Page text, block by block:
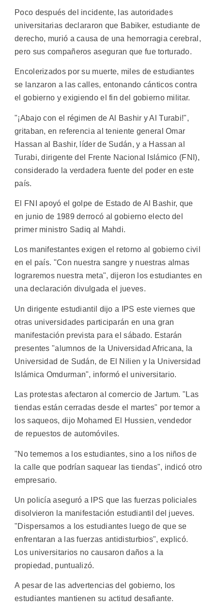
Poco después del incidente, las autoridades
universitarias declararon que Babiker, estudiante de
derecho, murió a causa de una hemorragia cerebral,
pero sus compañeros aseguran que fue torturado.
Encolerizados por su muerte, miles de estudiantes
se lanzaron a las calles, entonando cánticos contra
el gobierno y exigiendo el fin del gobierno militar.
"¡Abajo con el régimen de Al Bashir y Al Turabi!",
gritaban, en referencia al teniente general Omar
Hassan al Bashir, líder de Sudán, y a Hassan al
Turabi, dirigente del Frente Nacional Islámico (FNI),
considerado la verdadera fuente del poder en este
país.
El FNI apoyó el golpe de Estado de Al Bashir, que
en junio de 1989 derrocó al gobierno electo del
primer ministro Sadiq al Mahdi.
Los manifestantes exigen el retorno al gobierno civil
en el país. "Con nuestra sangre y nuestras almas
lograremos nuestra meta", dijeron los estudiantes en
una declaración divulgada el jueves.
Un dirigente estudiantil dijo a IPS este viernes que
otras universidades participarán en una gran
manifestación prevista para el sábado. Estarán
presentes "alumnos de la Universidad Africana, la
Universidad de Sudán, de El Nilien y la Universidad
Islámica Omdurman", informó el universitario.
Las protestas afectaron al comercio de Jartum. "Las
tiendas están cerradas desde el martes" por temor a
los saqueos, dijo Mohamed El Hussien, vendedor
de repuestos de automóviles.
"No tememos a los estudiantes, sino a los niños de
la calle que podrían saquear las tiendas", indicó otro
empresario.
Un policía aseguró a IPS que las fuerzas policiales
disolvieron la manifestación estudiantil del jueves.
"Dispersamos a los estudiantes luego de que se
enfrentaran a las fuerzas antidisturbios", explicó.
Los universitarios no causaron daños a la
propiedad, puntualizó.
A pesar de las advertencias del gobierno, los
estudiantes mantienen su actitud desafiante.